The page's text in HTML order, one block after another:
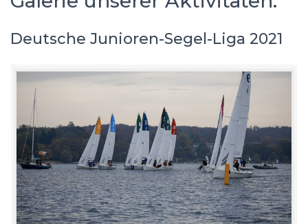
Deutsche Junioren-Segel-Liga 2021